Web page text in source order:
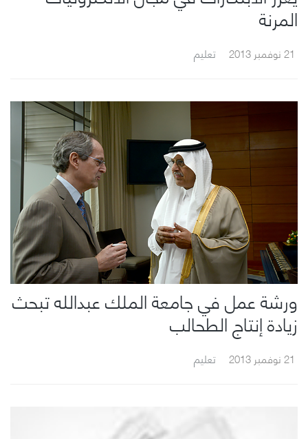
المرنة
21 نوفمبر 2013 تعليم
ورشة عمل في جامعة الملك عبدالله تبحث
زيادة إنتاج الطحالب
21 نوفمبر 2013 تعليم